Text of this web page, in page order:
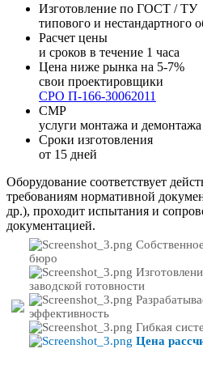
Изготовление по ГОСТ / ТУ
типового и нестандартного
Расчет цены
и сроков в течение 1 часа
Цена ниже рынка на 5-7%
свои проектировщики
СРО П-166-30062011
СМР
услуги монтажа и демонтажа
Сроки изготовления
от 15 дней
Оборудование соответствует
требованиям нормативной
др.), проходит испытания и
документацией.
бюро
заводской готовности
эффективность
Гибкая
Цена